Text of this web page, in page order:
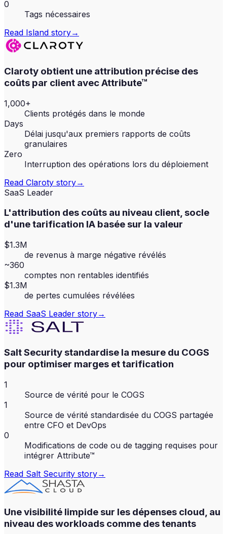
0
Tags nécessaires
Read Island story→
Claroty obtient une attribution précise des
coûts par client avec Attribute™
1,000+
Clients protégés dans le monde
Days
Délai jusqu'aux premiers rapports de coûts
granulaires
Zero
Interruption des opérations lors du déploiement
Read Claroty story→
SaaS Leader
L'attribution des coûts au niveau client, socle
d'une tarification IA basée sur la valeur
$1.3M
de revenus à marge négative révélés
~360
comptes non rentables identifiés
$1.3M
de pertes cumulées révélées
Read SaaS Leader story→
Salt Security standardise la mesure du COGS
pour optimiser marges et tarification
1
Source de vérité pour le COGS
1
Source de vérité standardisée du COGS partagée
entre CFO et DevOps
0
Modifications de code ou de tagging requises pour
intégrer Attribute™
Read Salt Security story→
Une visibilité limpide sur les dépenses cloud, au
niveau des workloads comme des tenants